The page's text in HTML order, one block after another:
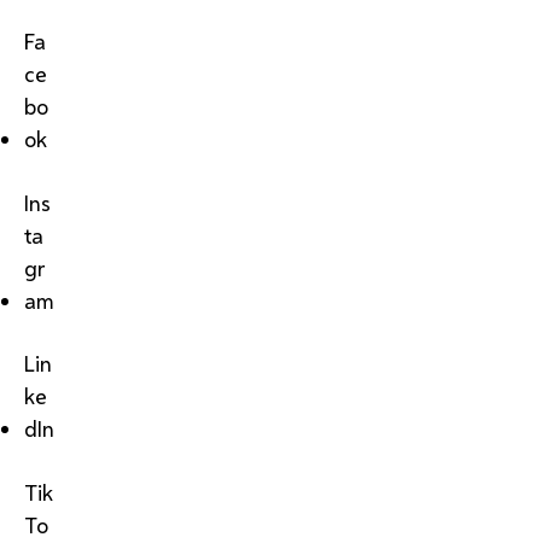
Fa
ce
bo
ok
Ins
ta
gr
am
Lin
ke
dIn
Tik
To